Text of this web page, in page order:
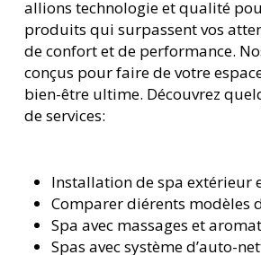
allions technologie et qualité
produits qui surpassent vos
de confort et de performance.
conçus pour faire de votre
bien-être ultime. Découvrez
de services:
Installation de spa extérieur
Comparer différents modèles
Spa avec massages et
Spas avec système d’auto-